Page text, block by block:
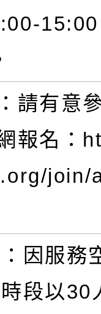
請有意
報名：
join/
因服務
段以30